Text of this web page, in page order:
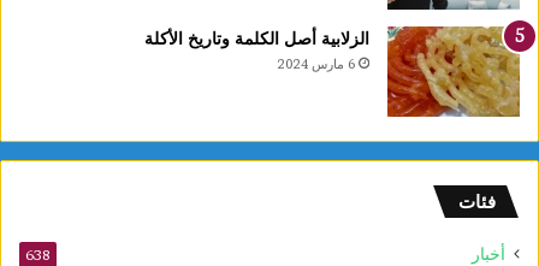
الزلابية أصل الكلمة وتاريخ الأكلة
6 مارس 2024
فئات
أخبار 638